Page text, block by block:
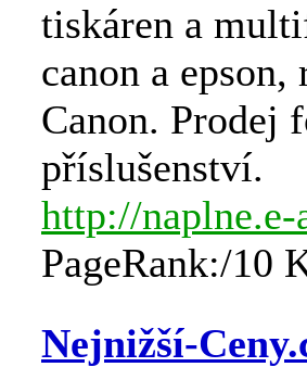
tiskáren a
canon a
Canon. Prodej
příslušenství.
http://
PageRank:/10
Nejnižší-